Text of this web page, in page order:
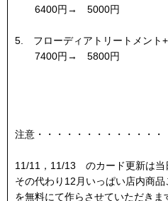
6400円→ 5000円
5. フローディアトリートメント
7400円→ 5800円
注意・・・・・・・・・・・・・
11/11，11/13 のカード更新は当
その代わり12月いっぱい店内商
を無料にて作らさせていただきま